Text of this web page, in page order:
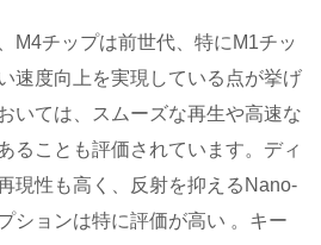
M4チップは前世代、特にM1チッ
速度向上を実現している点が挙げ
いては、スムーズな再生や高速な
ることも評価されています。ディ
現性も高く、反射を抑えるNano-
ションは特に評価が高い 。キー